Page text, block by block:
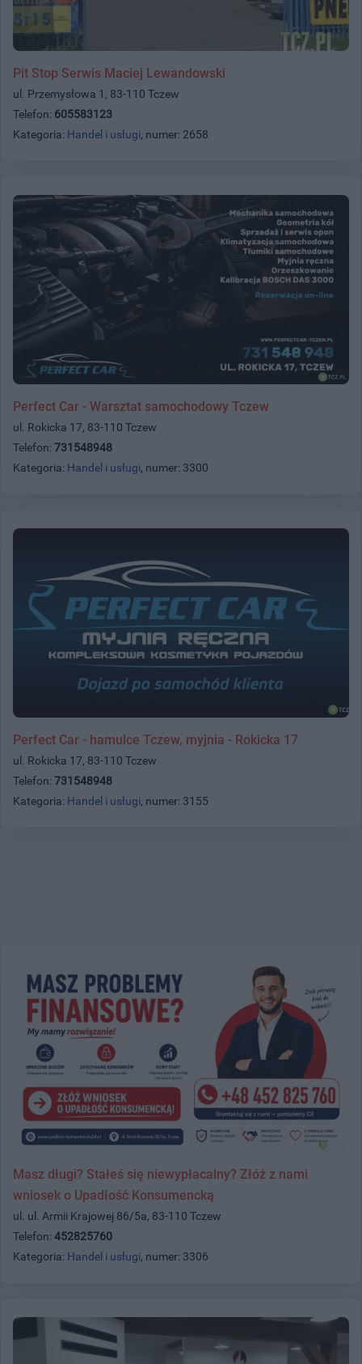
Pit Stop Serwis Maciej Lewandowski
ul. Przemysłowa 1, 83-110 Tczew
Telefon: 605583123
Kategoria: Handel i usługi, numer: 2658
Perfect Car - Warsztat samochodowy Tczew
ul. Rokicka 17, 83-110 Tczew
Telefon: 731548948
Kategoria: Handel i usługi, numer: 3300
Perfect Car - hamulce Tczew, myjnia - Rokicka 17
ul. Rokicka 17, 83-110 Tczew
Telefon: 731548948
Kategoria: Handel i usługi, numer: 3155
Masz długi? Stałeś się niewypłacalny? Złóż z nami
wniosek o Upadłość Konsumencką
ul. ul. Armii Krajowej 86/5a, 83-110 Tczew
Telefon: 452825760
Kategoria: Handel i usługi, numer: 3306